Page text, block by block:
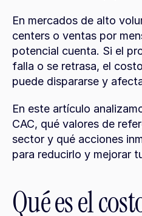
En mercados de alto
centers o ventas por
potencial cuenta. Si el
falla o se retrasa, el
puede dispararse y
En este artículo
CAC, qué valores de
sector y qué acciones
para reducirlo y mejorar
Qué es el